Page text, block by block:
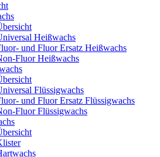
Heißwachs
und Fluor Ersatz Heißwachs
Fluor Heißwachs
Flüssigwachs
und Fluor Ersatz Flüssigwachs
Fluor Flüssigwachs